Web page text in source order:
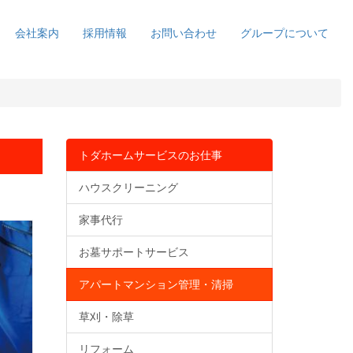
会社案内 採用情報 お問い合わせ グループについて
トダホームサービスのお仕事
ハウスクリーニング
家事代行
お墓サポートサービス
アパートマンション管理・清掃
草刈・除草
リフォーム